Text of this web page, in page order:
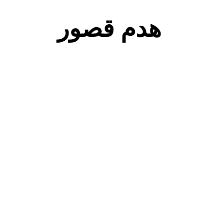
هدم قصور